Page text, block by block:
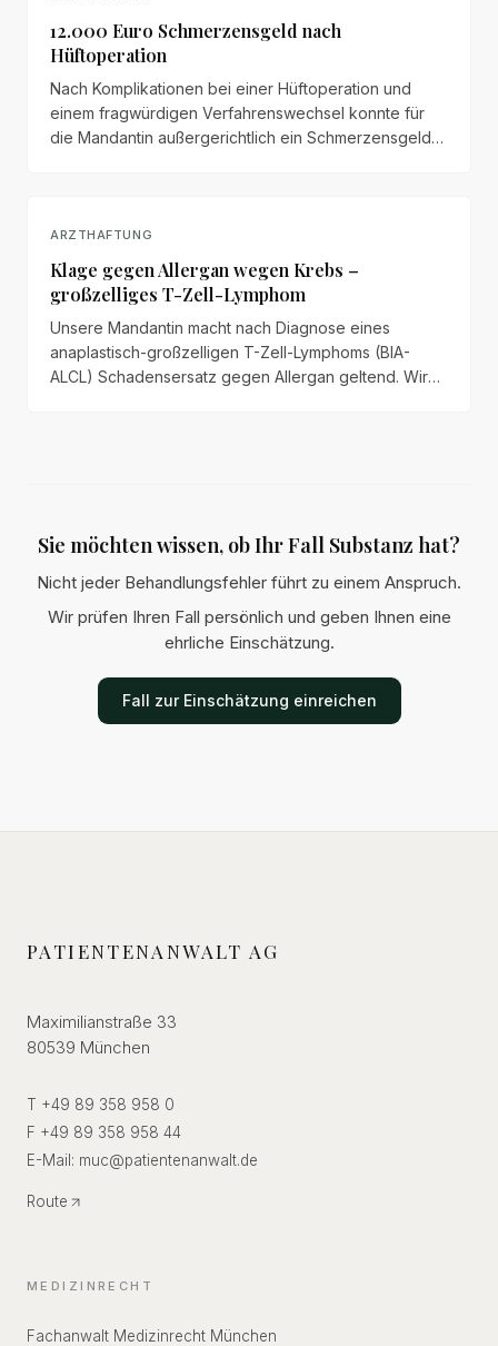
12.000 Euro Schmerzensgeld nach
Hüftoperation
Nach Komplikationen bei einer Hüftoperation und
einem fragwürdigen Verfahrenswechsel konnte für
die Mandantin außergerichtlich ein Schmerzensgeld
ARZTHAFTUNG
Klage gegen Allergan wegen Krebs –
großzelliges T-Zell-Lymphom
Unsere Mandantin macht nach Diagnose eines
anaplastisch-großzelligen T-Zell-Lymphoms (BIA-
ALCL) Schadensersatz gegen Allergan geltend. Wir
Sie möchten wissen, ob Ihr Fall Substanz hat?
Nicht jeder Behandlungsfehler führt zu einem Anspruch.
Wir prüfen Ihren Fall persönlich und geben Ihnen eine
ehrliche Einschätzung.
Fall zur Einschätzung einreichen
PATIENTENANWALT AG
Maximilianstraße 33
80539 München
T +49 89 358 958 0
F +49 89 358 958 44
E-Mail: muc@patientenanwalt.de
Route
MEDIZINRECHT
Fachanwalt Medizinrecht München